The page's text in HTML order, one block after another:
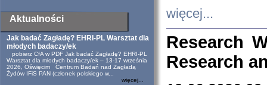
Aktualności
Jak badać Zagładę? EHRI-PL Warsztat dla
młodych badaczy/ek
pobierz CfA w PDF Jak badać Zagładę? EHRI-PL
Warsztat dla młodych badaczy/ek – 13-17 września
2026, Oświęcim Centrum Badań nad Zagładą
Żydów IFiS PAN (członek polskiego w...
więcej...
więcej...
Research
Research